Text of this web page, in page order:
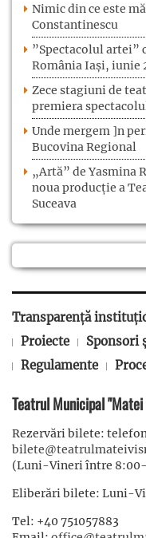
Nimic din ce este
Constantinescu
”Spectacolul artei”
România Iași, iunie
Zece stagiuni de
premiera
Unde mergem ]n
Bucovina Regional
„Artă” de Yasmina
noua producție a
Suceava
Transparență
Proiecte
Sponsori
Regulamente
Teatrul Municipal
Rezervări bilete:
(Luni-Vineri între
Eliberări bilete: Luni-
Tel: +40 751057883